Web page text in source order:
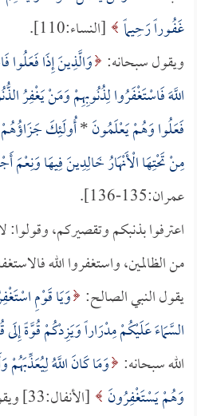
غَفُـوراً رَحِيماً [النساء:110].
ويقول سبحانه: وَالَّذِينَ إِذَا
اللَّهَ فَاسْتَغْفَرُوا لِذُنُوبِهِمْ وَمَنْ يَغْفِرُ
فَعَلُوا وَهُمْ يَعْلَمُونَ*أُولَئِكَ
مِنْ تَحْتِهَا الْأَنْهَارُ خَالِدِينَ فِيهَا وَنِعْمَ
عمران:135-136].
اعترفوا بذنبكم وتقصيركم، وقولوا:
من الظالمين، واستغفروا الله
يقول النبي الصالح: وَيَا قَوْمِ
السَّمَاءَ عَلَيْكُمْ مِدْرَاراً وَيَزِدْكُمْ قُوَّةً
الله سبحانه: وَمَا كَانَ اللَّهُ
وَهُمْ يَسْتَغْفِرُونَ
[الأنفال:33] ويقول الله: